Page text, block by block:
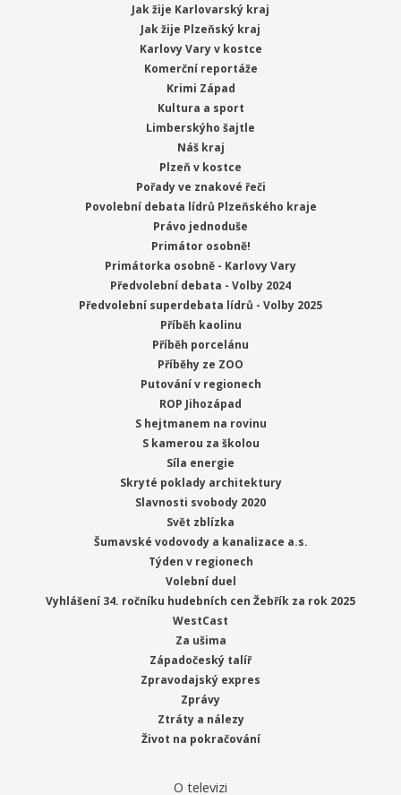
Jak žije Karlovarský kraj
Jak žije Plzeňský kraj
Karlovy Vary v kostce
Komerční reportáže
Krimi Západ
Kultura a sport
Limberskýho šajtle
Náš kraj
Plzeň v kostce
Pořady ve znakové řeči
Povolební debata lídrů Plzeňského kraje
Právo jednoduše
Primátor osobně!
Primátorka osobně - Karlovy Vary
Předvolební debata - Volby 2024
Předvolební superdebata lídrů - Volby 2025
Příběh kaolinu
Příběh porcelánu
Příběhy ze ZOO
Putování v regionech
ROP Jihozápad
S hejtmanem na rovinu
S kamerou za školou
Síla energie
Skryté poklady architektury
Slavnosti svobody 2020
Svět zblízka
Šumavské vodovody a kanalizace a.s.
Týden v regionech
Volební duel
Vyhlášení 34. ročníku hudebních cen Žebřík za rok 2025
WestCast
Za ušima
Západočeský talíř
Zpravodajský expres
Zprávy
Ztráty a nálezy
Život na pokračování
O televizi